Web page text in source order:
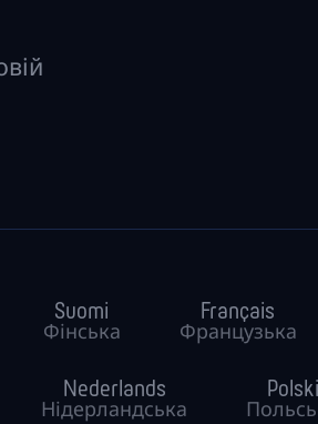
Suomi
Фінська
Français
Французька
Nederlands
Нідерландська
Polski